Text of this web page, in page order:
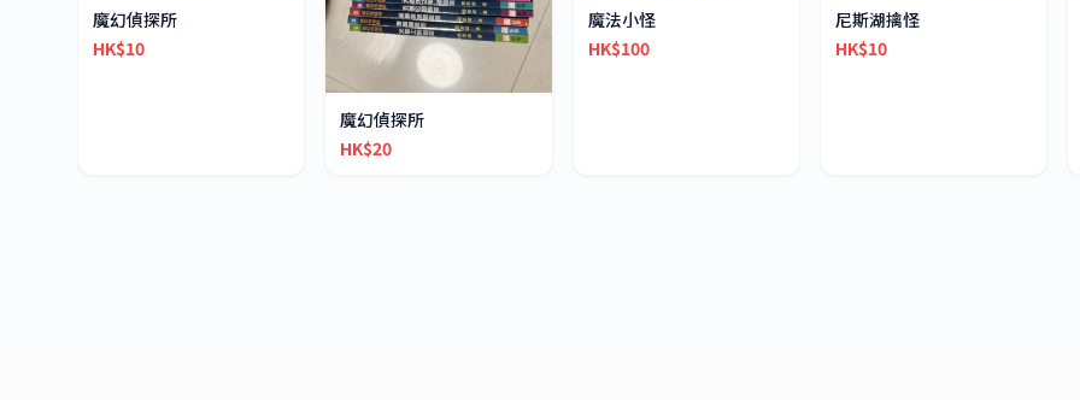
魔幻偵探所
HK$10
魔幻偵探所
HK$20
魔法小怪
HK$100
尼斯湖擒怪
HK$10